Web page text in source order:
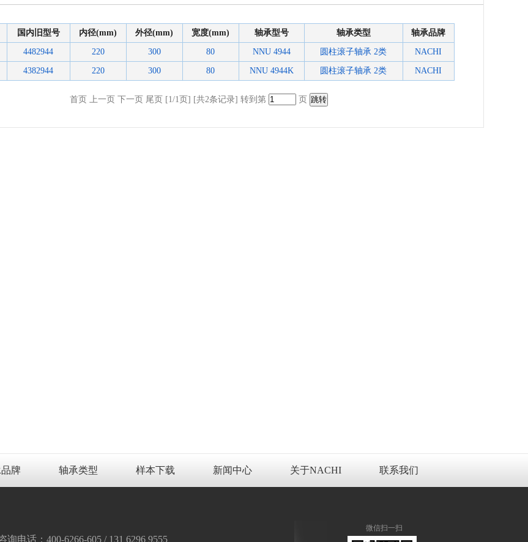
国内旧型号 内径(mm) 外径(mm) 宽度(mm) 轴承型号 轴承类型 轴承品牌
4482944 220 300 80 NNU 4944 圆柱滚子轴承 2类 NACHI
4382944 220 300 80 NNU 4944K 圆柱滚子轴承 2类 NACHI
首页 上一页 下一页 尾页 [1/1页] [共2条记录] 转到第 页
牌 轴承类型 样本下载 新闻中心 关于NACHI 联系我们
询电话：400-6266-605 / 131 6296 9555
微信扫一扫